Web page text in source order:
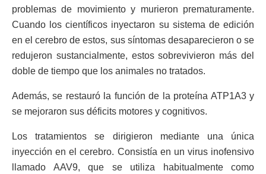
problemas de movimiento y murieron prematuramente.
Cuando los científicos inyectaron su sistema de edición
en el cerebro de estos, sus síntomas desaparecieron o se
redujeron sustancialmente, estos sobrevivieron más del
doble de tiempo que los animales no tratados.
Además, se restauró la función de la proteína ATP1A3 y
se mejoraron sus déficits motores y cognitivos.
Los tratamientos se dirigieron mediante una única
inyección en el cerebro. Consistía en un virus inofensivo
llamado AAV9, que se utiliza habitualmente como